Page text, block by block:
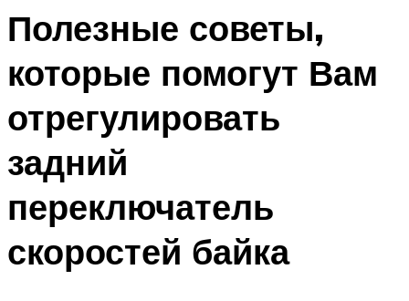
Полезные советы,
которые помогут Вам
отрегулировать
задний
переключатель
скоростей байка